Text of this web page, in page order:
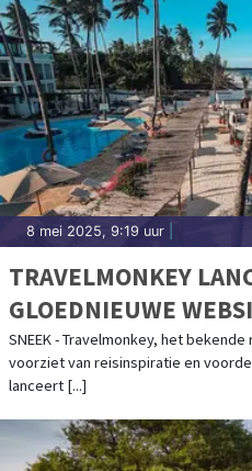
8 mei 2025, 9:19 uur
TRAVELMONKEY
GLOEDNIEUWE
VAKANTIEDEALS
SNEEK - Travelmonkey, het
voorziet van reisinspiratie en
lanceert [...]